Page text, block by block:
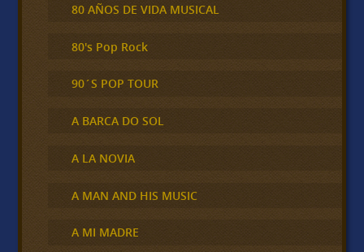
80 AÑOS DE VIDA MUSICAL
80's Pop Rock
90´S POP TOUR
A BARCA DO SOL
A LA NOVIA
A MAN AND HIS MUSIC
A MI MADRE